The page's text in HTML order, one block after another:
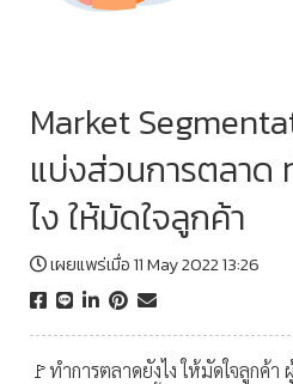
Market
แบ่งส่วนการตลาด
ไง ให้มัดใจลูกค้า
เผยแพร่เมื่อ 11 May 2022 13:26
🚩ทำการตลาดยังไง ให้มัดใจลูกค้